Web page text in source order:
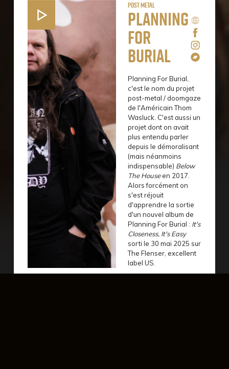
Post Metal
Planning
for
Burial
Planning For Burial,
c'est le nom du projet
post-metal / doomgaze
de l'Américain Thom
Wasluck. C'est aussi un
projet dont on avait
plus entendu parler
depuis le démoralisant
(mais néanmoins
indispensable) Below
The Houseen 2017.
Alors forcément on
s'est réjouit
d'apprendre la sortie
d'un nouvel album de
Planning For Burial : It's
Closeness, It's Easy
sorti le 30 mai 2025 sur
The Flenser, excellent
label US.